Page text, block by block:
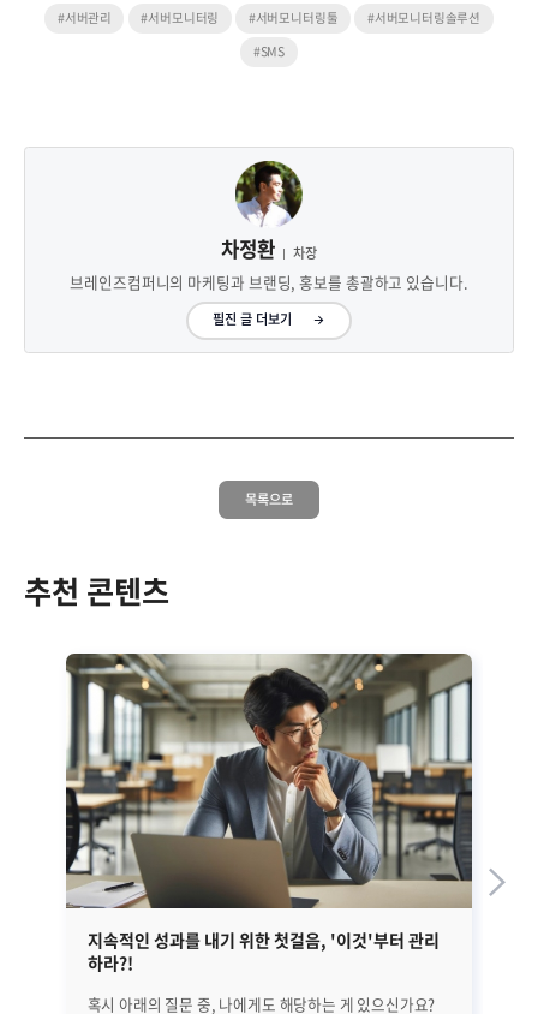
#서버관리 #서버모니터링 #서버모니터링툴
#서버모니터링솔루션
#SMS
차정환 차장
브레인즈컴퍼니의 마케팅과 브랜딩, 홍보를 총괄하고 있습니다.
필진 글 더보기
목록으로
추천 콘텐츠
지속적인 성과를 내기 위한 첫걸음, '이것'부터 관리
하라?!
혹시 아래의 질문 중, 나에게도 해당하는 게 있으신가요?